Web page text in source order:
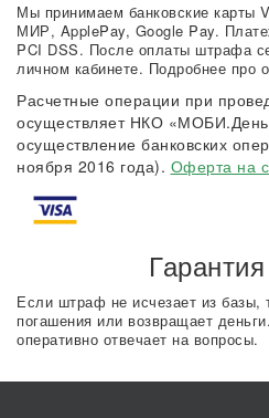
Мы принимаем банковские карты
МИР, ApplePay, Google Pay.
PCI DSS. После оплаты штрафа
личном кабинете. Подробнее про
Расчетные операции при
осуществляет НКО
осуществление банковских
ноября 2016 года). Оферта на
Если штраф не исчезает из базы,
погашения или возвращает
оперативно отвечает на вопросы.